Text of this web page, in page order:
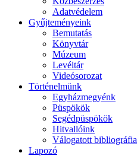
Adatvédelem
Gyűjteményeink
Bemutatás
Könyvtár
Múzeum
Levéltár
Videósorozat
Történelmünk
Egyházmegyénk
Püspökök
Segédpüspökök
Hitvallóink
Válogatott bibliográfia
Lapozó